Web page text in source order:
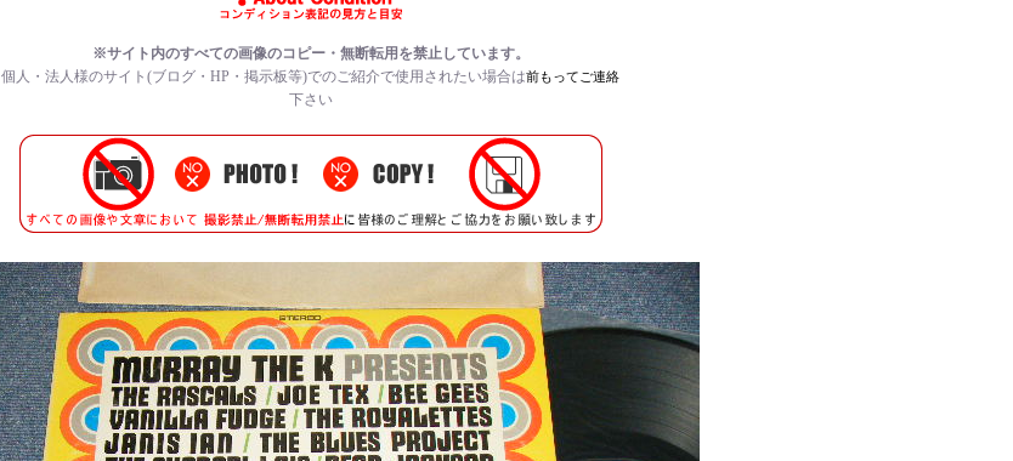
※サイト内のすべての画像のコピー・無断転用を禁止しています。
個人・法人様のサイト(ブログ・HP・掲示板等)でのご紹介で使用されたい場合は前もってご連絡
下さい